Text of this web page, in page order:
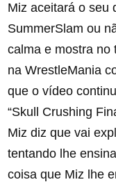
Miz aceitará o seu
SummerSlam ou
calma e mostra no
na WrestleMania
que o vídeo
“Skull Crushing
Miz diz que vai
tentando lhe
coisa que Miz lhe